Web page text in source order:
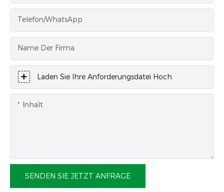
Telefon/WhatsApp
Name Der Firma
Laden Sie Ihre Anforderungsdatei Hoch
Inhalt
SENDEN SIE JETZT ANFRAGE